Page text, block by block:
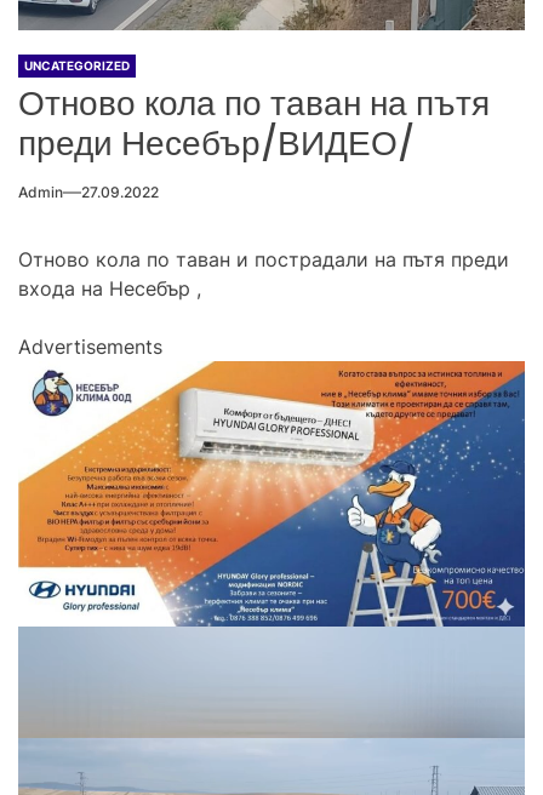
UNCATEGORIZED
Отново кола по таван на пътя
преди Несебър/ВИДЕО/
Admin 27.09.2022
Отново кола по таван и пострадали на пътя преди
входа на Несебър ,
Advertisements